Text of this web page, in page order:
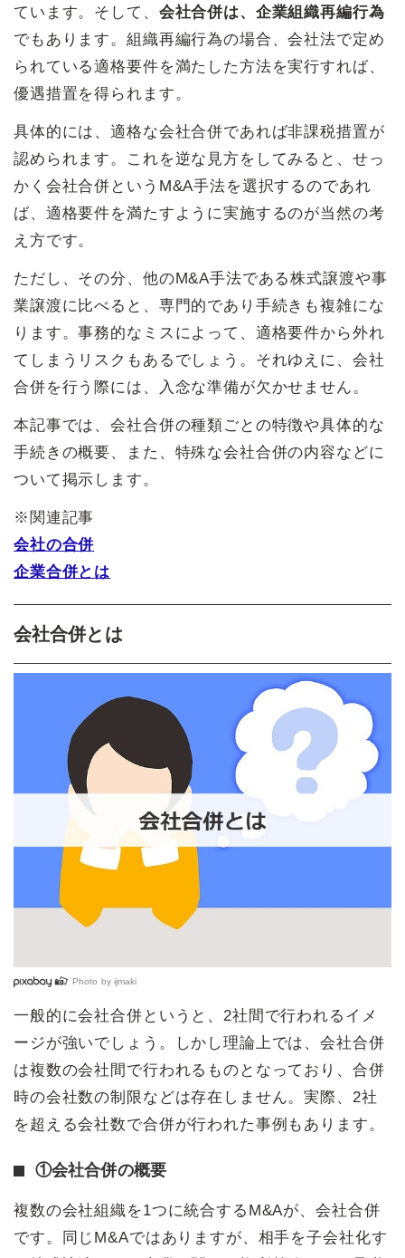
ています。そして、 会社合併は、企業組織再編行為
でもあります。組織再編行為の場合、会社法で定め
られている適格要件を満たした方法を実行すれば、
優遇措置を得られます。
具体的には、適格な会社合併であれば非課税措置が
認められます。これを逆な見方をしてみると、せっ
かく会社合併というM&A手法を選択するのであれ
ば、適格要件を満たすように実施するのが当然の考
え方です。
ただし、その分、他のM&A手法である株式譲渡や事
業譲渡に比べると、専門的であり手続きも複雑にな
ります。事務的なミスによって、適格要件から外れ
てしまうリスクもあるでしょう。それゆえに、会社
合併を行う際には、入念な準備が欠かせません。
本記事では、会社合併の種類ごとの特徴や具体的な
手続きの概要、また、特殊な会社合併の内容などに
ついて掲示します。
※関連記事
会社の合併
企業合併とは
会社合併とは
Photo by ijmaki
一般的に会社合併というと、2社間で行われるイメ
ージが強いでしょう。しかし理論上では、会社合併
は複数の会社間で行われるものとなっており、合併
時の会社数の制限などは存在しません。実際、2社
を超える会社数で合併が行われた事例もあります。
①会社合併の概要
複数の会社組織を1つに統合するM&Aが、会社合併
です。同じM&Aではありますが、相手を子会社化す